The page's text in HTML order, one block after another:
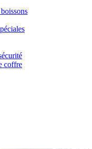
coffre